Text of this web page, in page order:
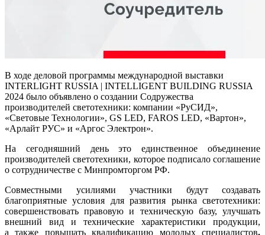
В ходе деловой программы международной выставки
INTERLIGHT RUSSIA | INTELLIGENT BUILDING RUSSIA
2024 было объявлено о создании Содружества
производителей светотехники: компании «РуСИД»,
«Световые Технологии», GS LED, FAROS LED, «Вартон»,
«Арлайт РУС» и «Аргос Электрон».
На сегодняшний день это единственное объединение
производителей светотехники, которое подписало соглашение
о сотрудничестве с Минпромторгом РФ.
Совместными усилиями участники будут создавать
благоприятные условия для развития рынка светотехники:
совершенствовать правовую и техническую базу, улучшать
внешний вид и технические характеристики продукции,
а также повышать квалификацию молодых специалистов.